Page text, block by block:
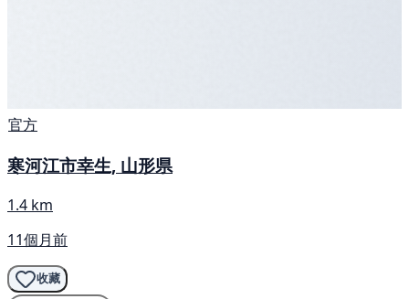
官方
寒河江市幸生, 山形県
1.4 km
11個月前
收藏